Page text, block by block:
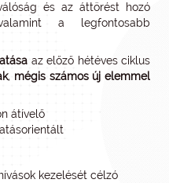
és az áttörést hozó
a legfontosabb
az előző hétéves ciklus
, mégis számos új elemmel
átívelő
kezelését célzó